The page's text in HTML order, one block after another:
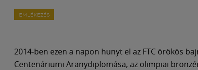
EMLÉKEZÉS
2014-ben ezen a napon hunyt el az FTC örökös
Centenáriumi Aranydiplomása, az olimpiai